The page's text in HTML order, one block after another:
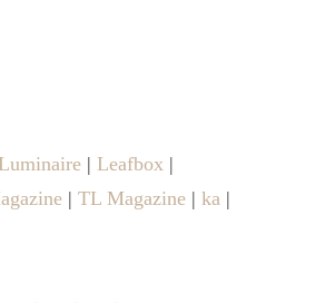
| Leafbox |
| TL Magazine | ka |